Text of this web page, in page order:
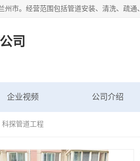
司
企业视频 公司介绍
探管道工程